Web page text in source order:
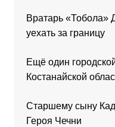
Вратарь «Тобола»
уехать за границу
Ещё один
Костанайской
Старшему сыну
Героя Чечни